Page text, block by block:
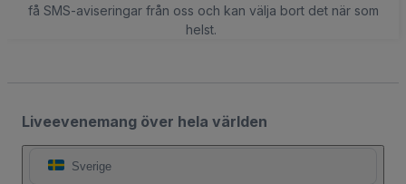
få SMS-aviseringar från oss och kan välja bort det när som
helst.
Liveevenemang över hela världen
Sverige